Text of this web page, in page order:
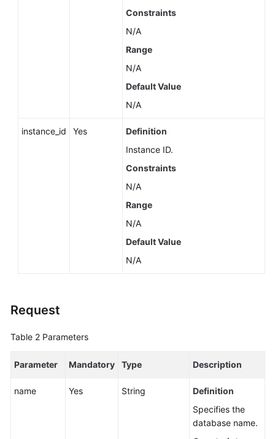
Constraints
N/A
Range
N/A
Default Value
N/A
instance_id Yes
Definition
Instance ID.
Constraints
N/A
Range
N/A
Default Value
N/A
Request
Table 2 Parameters
Parameter Mandatory Type Description
name Yes String
Definition
Specifies the
database name.